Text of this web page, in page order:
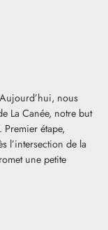
nous
La Canée, notre but
étape,
l’intersection de la
une petite